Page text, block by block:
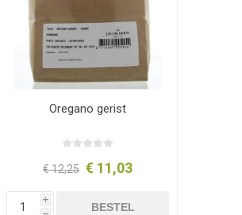
Oregano gerist
€ 12,25 € 11,03
i
h
BESTEL